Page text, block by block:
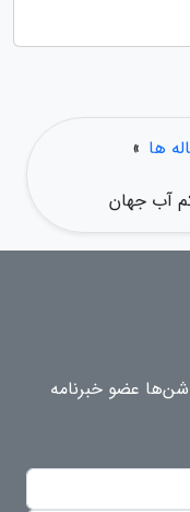
ها »
آب جهان
عضو خبرنامه